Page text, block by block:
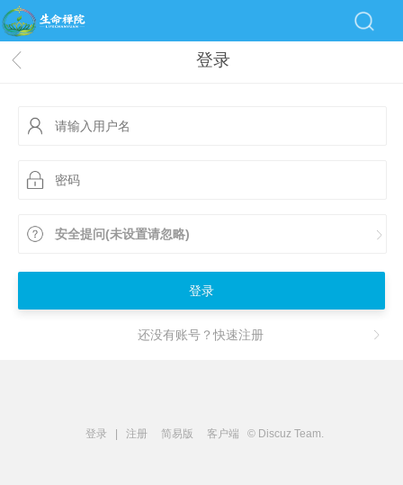
登录
安全提问(未设置请忽略)
登录
还没有账号？快速注册
登录 注册 简易版 客户端 © Discuz Team.